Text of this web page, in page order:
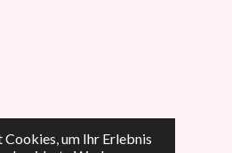
um Ihr Erlebnis